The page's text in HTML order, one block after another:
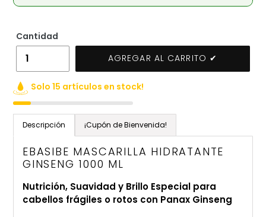
Cantidad
AGREGAR AL CARRITO ✔
Solo 15 artículos en stock!
de
compra
Descripción ¡Cupón de Bienvenida!
EBASIBE MASCARILLA HIDRATANTE
GINSENG 1000 ML
Nutrición, Suavidad y Brillo Especial para
cabellos frágiles o rotos con Panax Ginseng